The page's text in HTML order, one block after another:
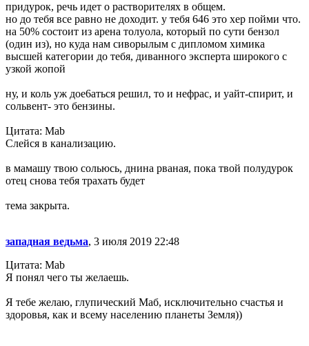
придурок, речь идет о растворителях в общем.
но до тебя все равно не доходит. у тебя 646 это хер пойми что.
на 50% состоит из арена толуола, который по сути бензол
(один из), но куда нам сиворылым с дипломом химика
высшей категории до тебя, диванного эксперта широкого с
узкой жопой
ну, и коль уж дое6аться решил, то и нефрас, и уайт-спирит, и
сольвент- это бензины.
Цитата: Mab
Слейся в канализацию.
в мамашу твою сольюсь, днина рваная, пока твой полудурок
отец снова тебя трахать будет
тема закрыта.
западная ведьма, 3 июля 2019 22:48
Цитата: Mab
Я понял чего ты желаешь.
Я тебе желаю, глупический Маб, исключительно счастья и
здоровья, как и всему населению планеты Земля))